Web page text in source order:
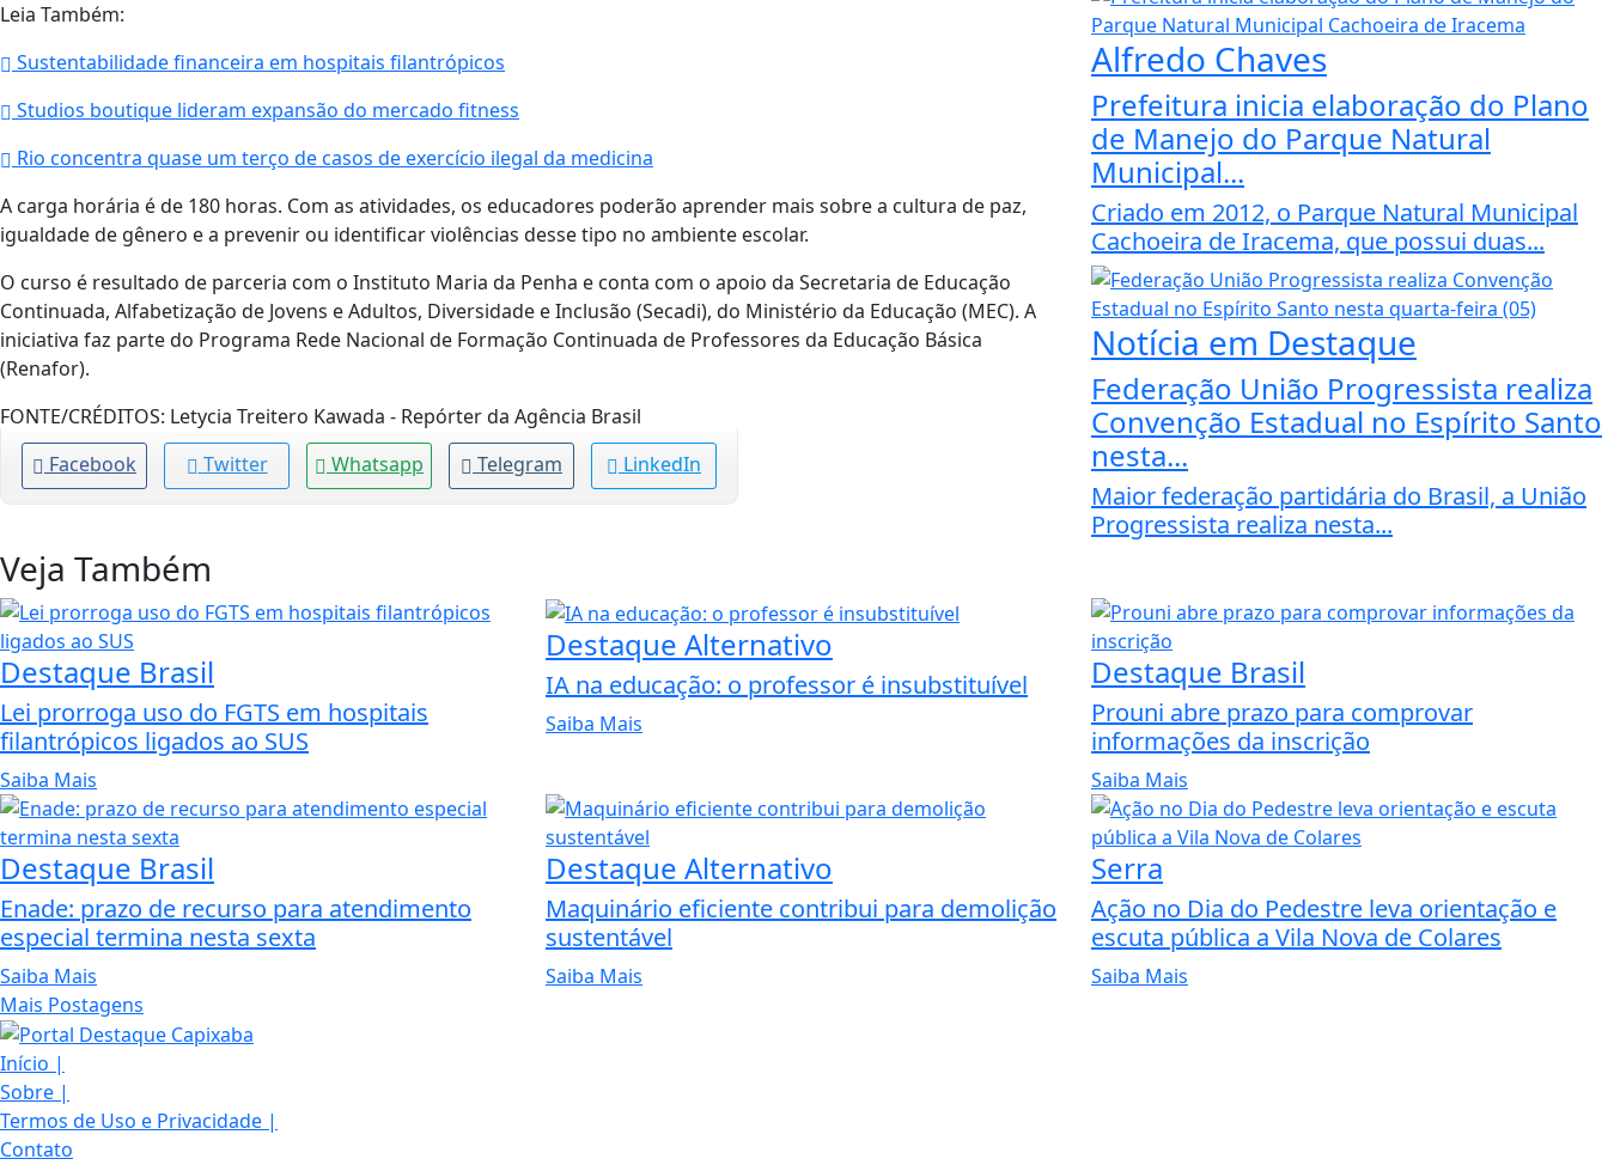
Leia Também:
Sustentabilidade financeira em hospitais filantrópicos
Studios boutique lideram expansão do mercado fitness
Rio concentra quase um terço de casos de exercício ilegal da medicina
A carga horária é de 180 horas. Com as atividades, os educadores poderão aprender mais sobre a cultura de paz,
igualdade de gênero e a prevenir ou identificar violências desse tipo no ambiente escolar.
O curso é resultado de parceria com o Instituto Maria da Penha e conta com o apoio da Secretaria de Educação
Continuada, Alfabetização de Jovens e Adultos, Diversidade e Inclusão (Secadi), do Ministério da Educação (MEC). A
iniciativa faz parte do Programa Rede Nacional de Formação Continuada de Professores da Educação Básica
(Renafor).
FONTE/CRÉDITOS: Letycia Treitero Kawada - Repórter da Agência Brasil
Facebook
Twitter Whatsapp Telegram LinkedIn
Alfredo Chaves
Prefeitura inicia elaboração do Plano
de Manejo do Parque Natural
Municipal...
Criado em 2012, o Parque Natural Municipal
Cachoeira de Iracema, que possui duas...
Notícia em Destaque
Federação União Progressista realiza
Convenção Estadual no Espírito Santo
nesta...
Maior federação partidária do Brasil, a União
Progressista realiza nesta...
Veja Também
Destaque Brasil
Lei prorroga uso do FGTS em hospitais
filantrópicos ligados ao SUS
Saiba Mais
Destaque Alternativo
IA na educação: o professor é insubstituível
Saiba Mais
Destaque Brasil
Prouni abre prazo para comprovar
informações da inscrição
Saiba Mais
Destaque Brasil
Enade: prazo de recurso para atendimento
especial termina nesta sexta
Saiba Mais
Destaque Alternativo
Maquinário eficiente contribui para demolição
sustentável
Saiba Mais
Serra
Ação no Dia do Pedestre leva orientação e
escuta pública a Vila Nova de Colares
Saiba Mais
Mais Postagens
Início |
Sobre |
Termos de Uso e Privacidade |
Contato
concorda com nossos Termos de Uso e Privacidade.